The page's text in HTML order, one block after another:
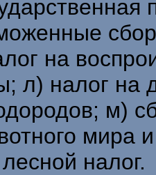
на
л) налог на
м)
мира
налог.